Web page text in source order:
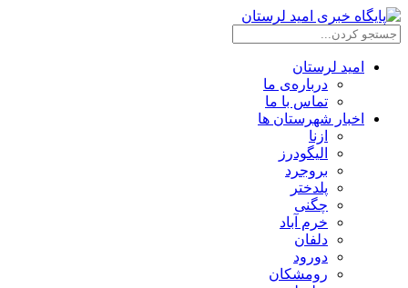
امید لرستان
درباره‌ی ما
تماس با ما
اخبار شهرستان ها
ازنا
الیگودرز
بروجرد
پلدختر
چگنی
خرم آباد
دلفان
دورود
رومشکان